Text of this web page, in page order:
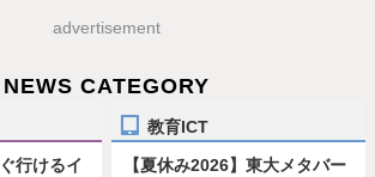
advertisement
NEWS CATEGORY
行けるイ
教育ICT
【夏休み2026】東大メタバー